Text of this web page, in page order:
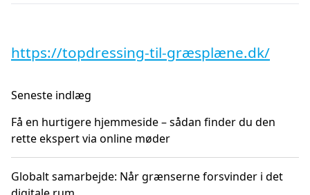
https://topdressing-til-græsplæne.dk/
Seneste indlæg
Få en hurtigere hjemmeside – sådan finder du den
rette ekspert via online møder
Globalt samarbejde: Når grænserne forsvinder i det